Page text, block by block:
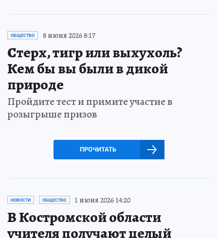
ОБЩЕСТВО 8 июня 2026 8:17
Стерх, тигр или выхухоль?
Кем бы вы были в дикой
природе
Пройдите тест и примите участие в
розыгрыше призов
ПРОЧИТАТЬ
НОВОСТИ ОБЩЕСТВО 1 июня 2026 14:20
В Костромской области
учителя получают целый